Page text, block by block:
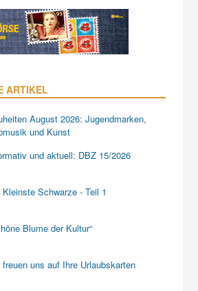
ARTIKEL
August 2026: Jugendmarken,
und Kunst
und aktuell: DBZ 15/2026
Kleinste Schwarze - Teil 1
Blume der Kultur“
freuen uns auf Ihre Urlaubskarten